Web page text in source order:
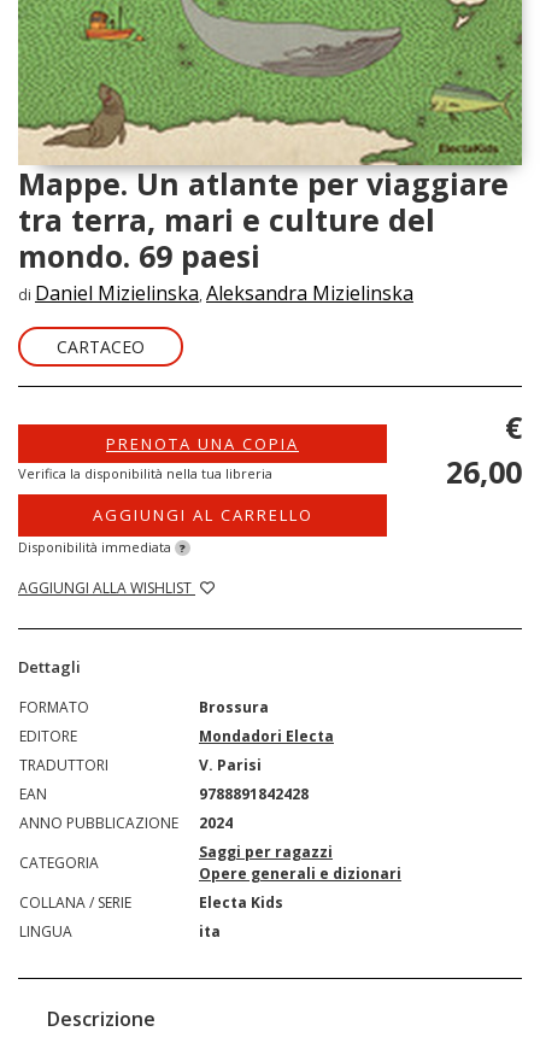
Mappe. Un atlante per viaggiare
tra terra, mari e culture del
mondo. 69 paesi
di Daniel Mizielinska, Aleksandra Mizielinska
CARTACEO
PRENOTA UNA COPIA
Verifica la disponibilità nella tua libreria
AGGIUNGI AL CARRELLO
Disponibilità immediata ?
AGGIUNGI ALLA WISHLIST
€
26,00
Dettagli
FORMATO
Brossura
EDITORE
Mondadori Electa
TRADUTTORI
V. Parisi
EAN
9788891842428
ANNO PUBBLICAZIONE
2024
CATEGORIA
Saggi per ragazzi
Opere generali e dizionari
COLLANA / SERIE
Electa Kids
LINGUA
ita
Descrizione